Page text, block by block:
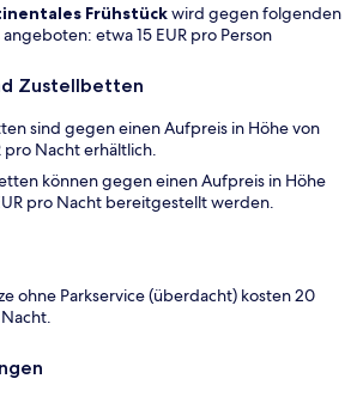
Frühstückwird gegen folgenden
etwa 15 EUR pro Person
Zustellbetten
sind gegen einen Aufpreis in Höhe von
pro Nacht erhältlich.
können gegen einen Aufpreis in Höhe
pro Nacht bereitgestellt werden.
ohne Parkservice (überdacht) kosten 20